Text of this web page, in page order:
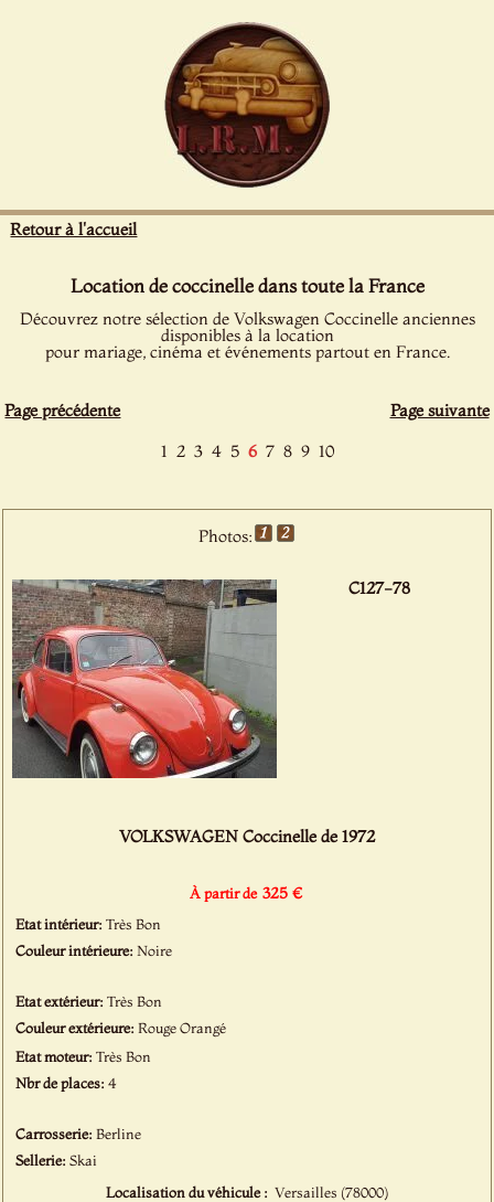
Retour à l'accueil
Location de coccinelle dans toute la France
Découvrez notre sélection de Volkswagen Coccinelle anciennes
disponibles à la location
pour mariage, cinéma et événements partout en France.
Page précédente
Page suivante
1 2 3 4 5 6 7 8 9 10
Photos:
C127-78
VOLKSWAGEN Coccinelle de 1972
À partir de 325 €
Etat intérieur:Très Bon
Couleur intérieure:Noire
Etat extérieur:Très Bon
Couleur extérieure:Rouge Orangé
Etat moteur:Très Bon
Nbr de places:4
Carrosserie:Berline
Sellerie:Skai
Localisation du véhicule : Versailles (78000)